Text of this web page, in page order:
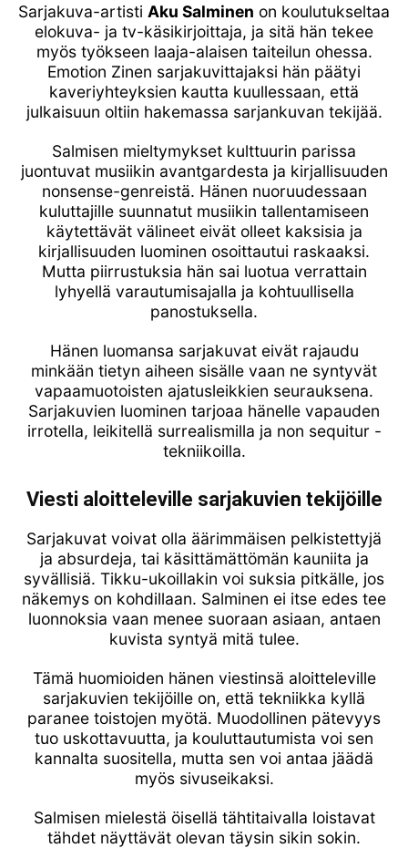
Sarjakuva-artisti Aku Salminen on koulutukseltaa
elokuva- ja tv-käsikirjoittaja, ja sitä hän tekee
myös työkseen laaja-alaisen taiteilun ohessa.
Emotion Zinen sarjakuvittajaksi hän päätyi
kaveriyhteyksien kautta kuullessaan, että
julkaisuun oltiin hakemassa sarjankuvan tekijää.
Salmisen mieltymykset kulttuurin parissa
juontuvat musiikin avantgardesta ja kirjallisuuden
nonsense-genreistä. Hänen nuoruudessaan
kuluttajille suunnatut musiikin tallentamiseen
käytettävät välineet eivät olleet kaksisia ja
kirjallisuuden luominen osoittautui raskaaksi.
Mutta piirrustuksia hän sai luotua verrattain
lyhyellä varautumisajalla ja kohtuullisella
panostuksella.
Hänen luomansa sarjakuvat eivät rajaudu
minkään tietyn aiheen sisälle vaan ne syntyvät
vapaamuotoisten ajatusleikkien seurauksena.
Sarjakuvien luominen tarjoaa hänelle vapauden
irrotella, leikitellä surrealismilla ja non sequitur -
tekniikoilla.
Viesti aloitteleville sarjakuvien tekijöille
Sarjakuvat voivat olla äärimmäisen pelkistettyjä
ja absurdeja, tai käsittämättömän kauniita ja
syvällisiä. Tikku-ukoillakin voi suksia pitkälle, jos
näkemys on kohdillaan. Salminen ei itse edes tee
luonnoksia vaan menee suoraan asiaan, antaen
kuvista syntyä mitä tulee.
Tämä huomioiden hänen viestinsä aloitteleville
sarjakuvien tekijöille on, että tekniikka kyllä
paranee toistojen myötä. Muodollinen pätevyys
tuo uskottavuutta, ja kouluttautumista voi sen
kannalta suositella, mutta sen voi antaa jäädä
myös sivuseikaksi.
Salmisen mielestä öisellä tähtitaivalla loistavat
tähdet näyttävät olevan täysin sikin sokin.